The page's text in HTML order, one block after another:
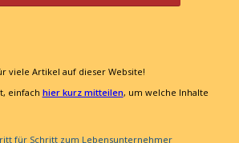
viele Artikel auf dieser Website!
einfach hier kurz mitteilen, um welche Inhalte
für Schritt zum Lebensunternehmer